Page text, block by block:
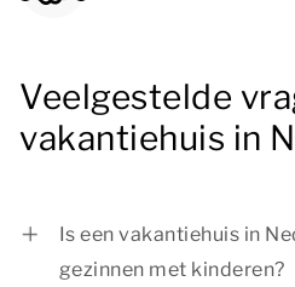
Veelgestelde
vakantiehuis in
Is een vakantiehuis in
gezinnen met kinderen?